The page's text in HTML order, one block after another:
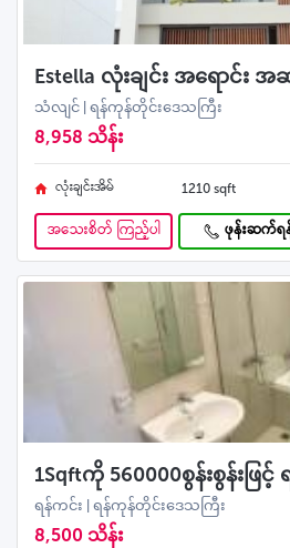
Estella လုံးချင်း အရောင်း အ
သံလျင် | ရန်ကုန်တိုင်းဒေသကြီး
8,958 သိန်း
လုံးချင်းအိမ် 1210 sqft
အသေးစိတ် ကြည့်ပါ ဖုန်းဆက်ရ
ရန်ကင်း | ရန်ကုန်တိုင်းဒေသကြီး
8,500 သိန်း